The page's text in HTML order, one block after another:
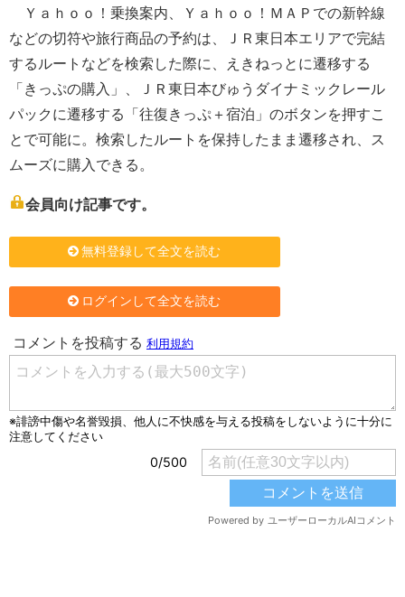
Ｙａｈｏｏ！乗換案内、Ｙａｈｏｏ！ＭＡＰでの新幹線
などの切符や旅行商品の予約は、ＪＲ東日本エリアで完結
するルートなどを検索した際に、えきねっとに遷移する
「きっぷの購入」、ＪＲ東日本びゅうダイナミックレール
パックに遷移する「往復きっぷ＋宿泊」のボタンを押すこ
とで可能に。検索したルートを保持したまま遷移され、ス
ムーズに購入できる。
会員向け記事です。
無料登録して全文を読む
ログインして全文を読む